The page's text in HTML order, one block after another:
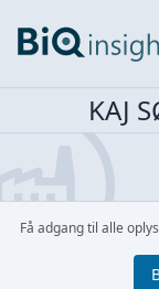
KAJ
Få adgang til alle